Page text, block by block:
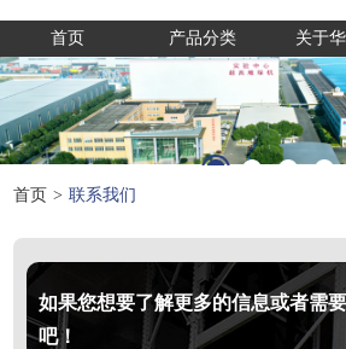
首页 产品分类 关于
首页 > 联系我们
如果您想要了解更多的信息或者需
吧！